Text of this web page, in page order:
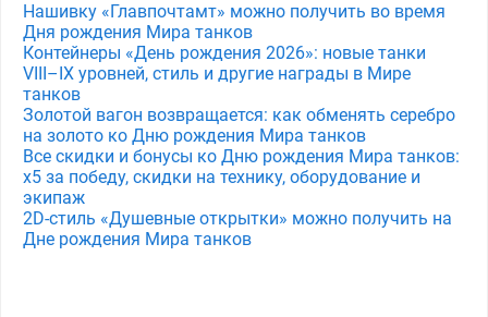
Нашивку «Главпочтамт» можно получить во время
Дня рождения Мира танков
Контейнеры «День рождения 2026»: новые танки
VIII–IX уровней, стиль и другие награды в Мире
танков
Золотой вагон возвращается: как обменять серебро
на золото ко Дню рождения Мира танков
Все скидки и бонусы ко Дню рождения Мира танков:
x5 за победу, скидки на технику, оборудование и
экипаж
2D-стиль «Душевные открытки» можно получить на
Дне рождения Мира танков